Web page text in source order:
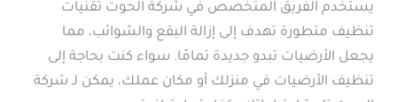
يستخدم الفريق المتخصص في شركة الحوت تقنيات
تنظيف متطورة تهدف إلى إزالة البقع والشوائب، مما
يجعل الأرضيات تبدو جديدة تمامًا. سواء كنت بحاجة إلى
تنظيف الأرضيات في منزلك أو مكان عملك، يمكن لـ شركة